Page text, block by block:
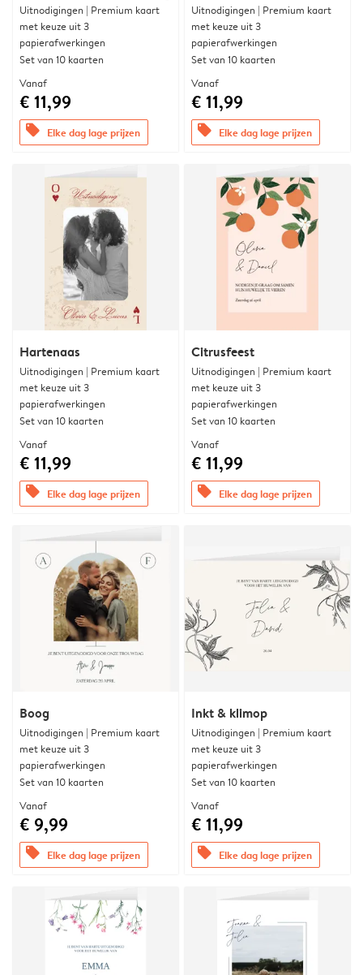
Uitnodigingen | Premium kaart
met keuze uit 3
papierafwerkingen
Set van 10 kaarten
Vanaf
€ 11,99
offers Elke dag lage prijzen
Uitnodigingen | Premium kaart
met keuze uit 3
papierafwerkingen
Set van 10 kaarten
Vanaf
€ 11,99
offers Elke dag lage prijzen
Hartenaas
Uitnodigingen | Premium kaart
met keuze uit 3
papierafwerkingen
Set van 10 kaarten
Vanaf
€ 11,99
offers Elke dag lage prijzen
Citrusfeest
Uitnodigingen | Premium kaart
met keuze uit 3
papierafwerkingen
Set van 10 kaarten
Vanaf
€ 11,99
offers Elke dag lage prijzen
Boog
Uitnodigingen | Premium kaart
met keuze uit 3
papierafwerkingen
Set van 10 kaarten
Vanaf
€ 9,99
offers Elke dag lage prijzen
Inkt & klimop
Uitnodigingen | Premium kaart
met keuze uit 3
papierafwerkingen
Set van 10 kaarten
Vanaf
€ 11,99
offers Elke dag lage prijzen